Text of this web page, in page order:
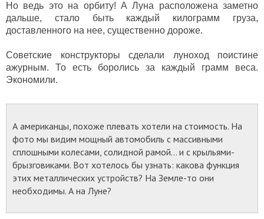
Но ведь это на орбиту! А Луна расположена заметно
дальше, стало быть каждый килограмм груза,
доставленного на нее, существенно дороже.
Советские конструкторы сделали луноход поистине
ажурным. То есть боролись за каждый грамм веса.
Экономили.
А американцы, похоже плевать хотели на стоимость. На
фото мы видим мощный автомобиль с массивными
сплошными колесами, солидной рамой… и с крыльями-
брызговиками. Вот хотелось бы узнать: какова функция
этих металлических устройств? На Земле-то они
необходимы. А на Луне?